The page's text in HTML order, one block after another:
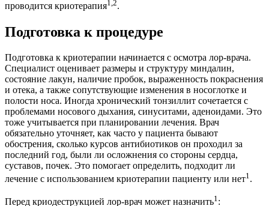
проводится криотерапия1,2.
Подготовка к процедуре
Подготовка к криотерапии начинается с осмотра лор-врача.
Специалист оценивает размеры и структуру миндалин,
состояние лакун, наличие пробок, выраженность покраснения
и отека, а также сопутствующие изменения в носоглотке и
полости носа. Иногда хронический тонзиллит сочетается с
проблемами носового дыхания, синуситами, аденоидами. Это
тоже учитывается при планировании лечения. Врач
обязательно уточняет, как часто у пациента бывают
обострения, сколько курсов антибиотиков он проходил за
последний год, были ли осложнения со стороны сердца,
суставов, почек. Это помогает определить, подходит ли
лечение с использованием криотерапии пациенту или нет1 .
Перед криодеструкцией лор-врач может назначить1 :